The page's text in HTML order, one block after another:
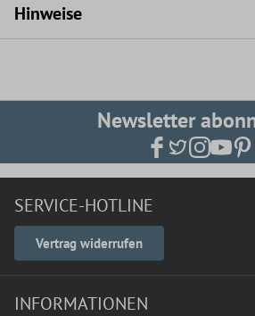
Hinweise
Newsletter
SERVICE-HOTLINE
Vertrag widerrufen
INFORMATIONEN